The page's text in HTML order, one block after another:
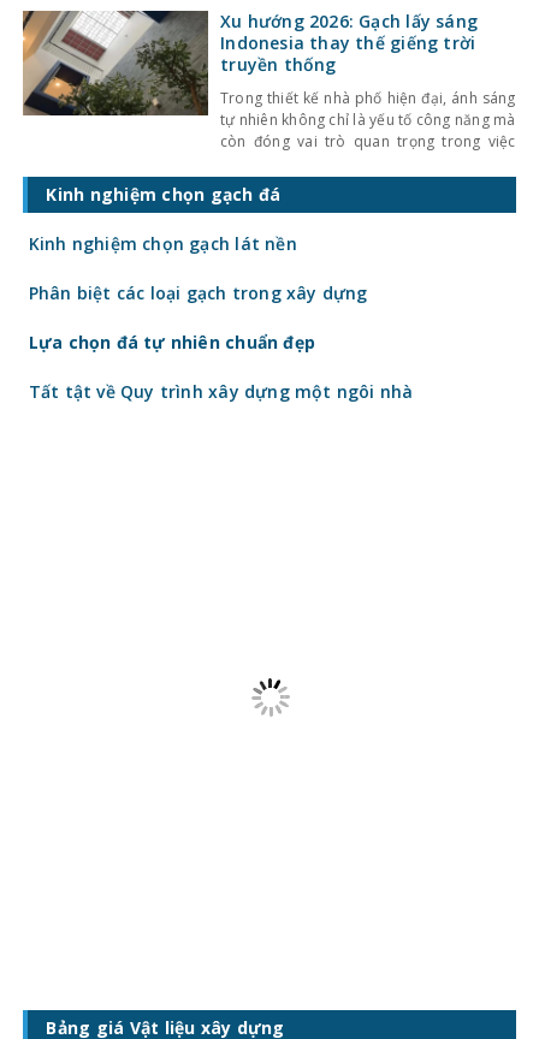
Bên cạnh đó, chất lượng sản phẩm cũng
không ngừng được cải thiện, đáp ứng tốt
nhu cầu sử
Xu hướng 2026: Gạch lấy sáng
Indonesia thay thế giếng trời
truyền thống
Trong thiết kế nhà phố hiện đại, ánh sáng
tự nhiên không chỉ là yếu tố công năng mà
còn đóng vai trò quan trọng trong việc
giải pháp truyền thống như giếng trời
đang dần bộc lộ nhiều hạn chế về chi phí,
Kinh nghiệm chọn gạch đá
Kinh nghiệm chọn gạch lát nền
Phân biệt các loại gạch trong xây dựng
Lựa chọn đá tự nhiên chuẩn đẹp
Tất tật về Quy trình xây dựng một ngôi nhà